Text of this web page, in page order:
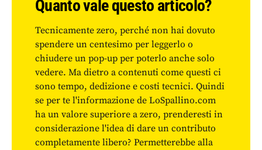
Quanto vale questo articolo?
Tecnicamente zero, perché non hai dovuto
spendere un centesimo per leggerlo o
chiudere un pop-up per poterlo anche solo
vedere. Ma dietro a contenuti come questi ci
sono tempo, dedizione e costi tecnici. Quindi
se per te l'informazione de LoSpallino.com
ha un valore superiore a zero, prenderesti in
considerazione l'idea di dare un contributo
completamente libero? Permetterebbe alla